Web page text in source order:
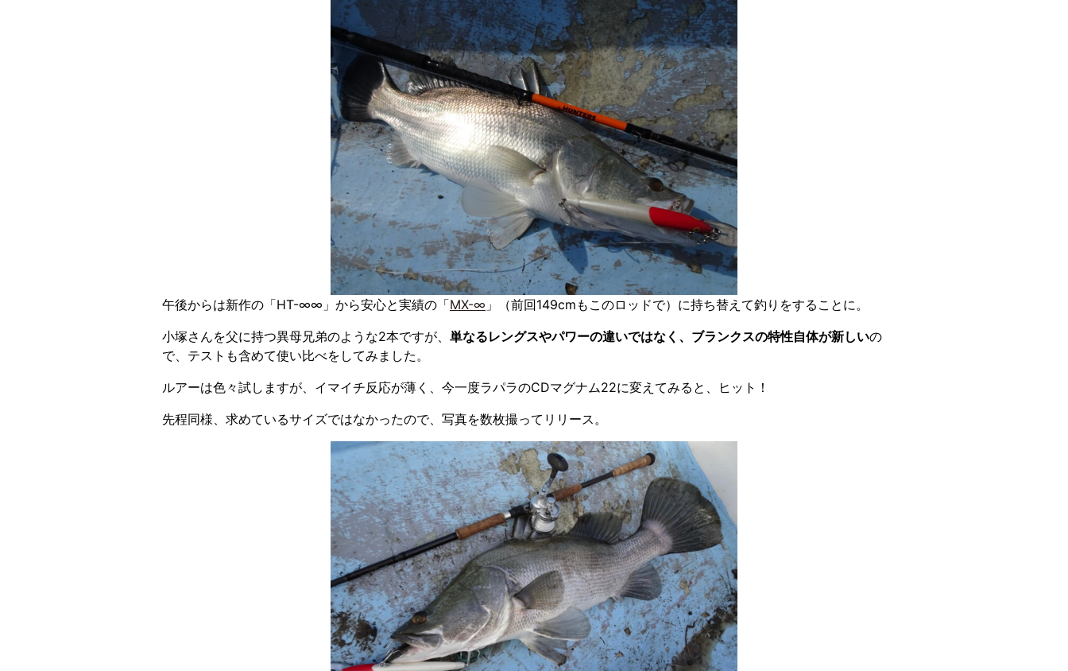
午後からは新作の「HT-∞∞」から安心と実績の「MX-∞ 」（前回149cmもこのロッドで）に持ち替えて釣りをすることに。
小塚さんを父に持つ異母兄弟のような2本ですが、 単なるレングスやパワーの違いではなく、ブランクスの特性自体が新しいの
で、テストも含めて使い比べをしてみました。
ルアーは色々試しますが、イマイチ反応が薄く、今一度ラパラのCDマグナム22に変えてみると、ヒット！
先程同様、求めているサイズではなかったので、写真を数枚撮ってリリース。